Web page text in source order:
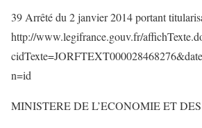
39 Arrêté du 2 janvier 2014 portant
http://www.legifrance.gouv.fr/
n=id
MINISTERE DE L’ECONOMIE ET